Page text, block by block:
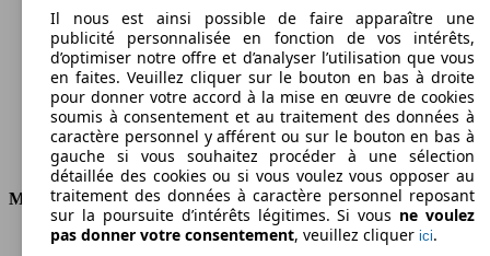
Ø 5.2 l/100km
Consommation
Moteur et Puissance
KW (CH)
77 kW (105 PS)
Il nous est ainsi possible de faire apparaître une
publicité personnalisée en fonction de vos intérêts,
d’optimiser notre offre et d’analyser l’utilisation que vous
en faites. Veuillez cliquer sur le bouton en bas à droite
pour donner votre accord à la mise en œuvre de cookies
soumis à consentement et au traitement des données à
caractère personnel y afférent ou sur le bouton en bas à
gauche si vous souhaitez procéder à une sélection
détaillée des cookies ou si vous voulez vous opposer au
traitement des données à caractère personnel reposant
sur la poursuite d’intérêts légitimes. Si vous ne voulez
pas donner votre consentement, veuillez cliquer ici.